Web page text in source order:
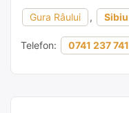
Gura Râului , Sibiu
Telefon: 0741 237 741